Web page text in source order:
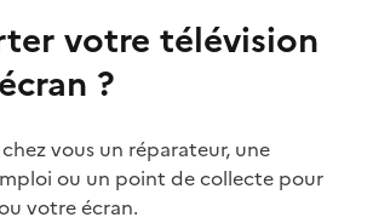
votre télévision
?
vous un réparateur, une
ou un point de collecte pour
votre écran.